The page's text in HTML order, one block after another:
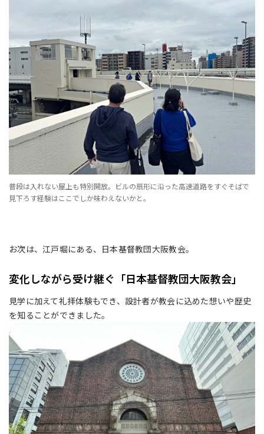
普段は入れない屋上も特別開放。ビルの扇形に沿った高速道路をすぐそばで
見下ろす経験はここでしか味わえないかと。
お次は、江戸堀にある、日本基督教団大阪教会。
変化しながら受け継ぐ「日本基督教団大阪教会」
見学に加えて礼拝体験もでき、設計者が教会に込めた想いや歴史
を知ることができました。